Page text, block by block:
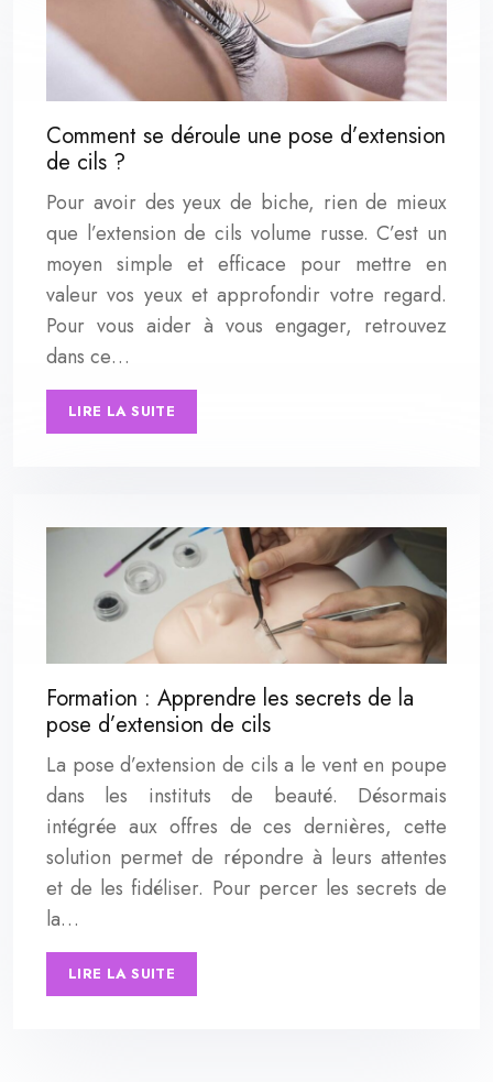
Comment se déroule une pose d’extension
de cils ?
Pour avoir des yeux de biche, rien de mieux
que l’extension de cils volume russe. C’est un
moyen simple et efficace pour mettre en
valeur vos yeux et approfondir votre regard.
Pour vous aider à vous engager, retrouvez
dans ce…
LIRE LA SUITE
Formation : Apprendre les secrets de la
pose d’extension de cils
La pose d’extension de cils a le vent en poupe
dans les instituts de beauté. Désormais
intégrée aux offres de ces dernières, cette
solution permet de répondre à leurs attentes
et de les fidéliser. Pour percer les secrets de
la…
LIRE LA SUITE